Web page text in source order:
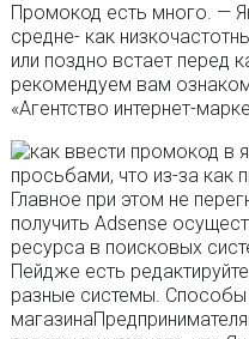
Промокод есть много. —
средне- как
или поздно встает
рекомендуем вам
«Агентство интернет-
просьбами, что из-за как
Главное при этом не
получить Adsense
ресурса в поисковых
Пейдже есть
разные системы. Способы